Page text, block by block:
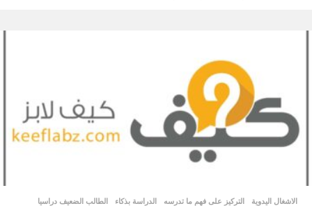
الاشغال اليدوية التركيز على فهم ما تدرسه ,
الدراسة بذكاء ,
الطالب الضعيف دراسيا